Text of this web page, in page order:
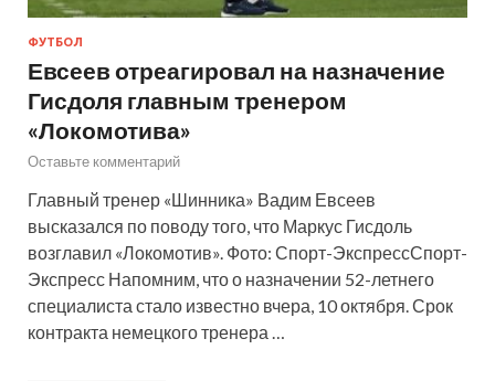
ФУТБОЛ
Евсеев отреагировал на назначение
Гисдоля главным тренером
«Локомотива»
Оставьте комментарий
Главный тренер «Шинника» Вадим Евсеев
высказался по поводу того, что Маркус Гисдоль
возглавил «Локомотив». Фото: Спорт-ЭкспрессСпорт-
Экспресс Напомним, что о назначении 52-летнего
специалиста стало известно вчера, 10 октября. Срок
контракта немецкого тренера …